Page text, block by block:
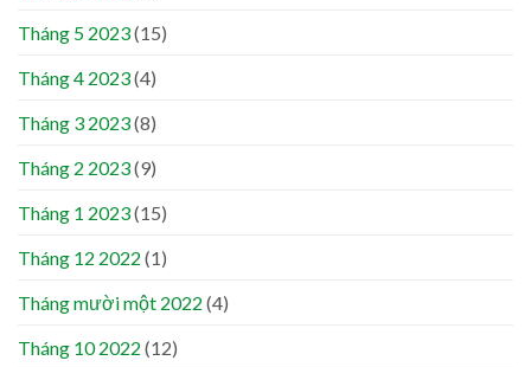
Tháng 5 2023(15)
Tháng 4 2023(4)
Tháng 3 2023(8)
Tháng 2 2023(9)
Tháng 1 2023(15)
Tháng 12 2022 (1)
Tháng mười một 2022 (4)
Tháng 10 2022 (12)